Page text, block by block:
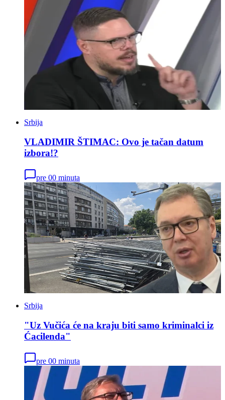
Srbija
VLADIMIR ŠTIMAC: Ovo je tačan datum
izbora!?
pre 00 minuta
Srbija
"Uz Vučića će na kraju biti samo kriminalci iz
Ćacilenda"
pre 00 minuta